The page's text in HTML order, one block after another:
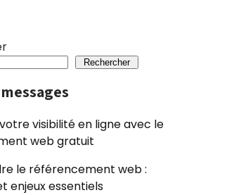
Rechercher
visibilité en ligne avec le
web gratuit
le référencement web :
enjeux essentiels